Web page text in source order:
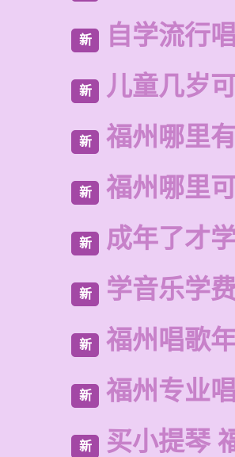
新 自学流行
新 儿童几岁
新 福州哪里
新 福州哪里
新 成年了才
新 学音乐学
新 福州唱歌
新 福州专业
新 买小提琴